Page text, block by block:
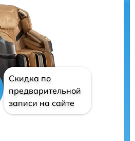
Скидка по
предварительной
записи на сайте